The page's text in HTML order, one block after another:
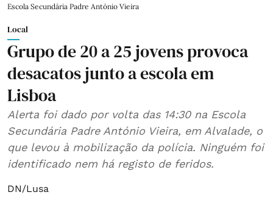
Escola Secundária Padre António Vieira
Local
Grupo de 20 a 25 jovens provoca
desacatos junto a escola em
Lisboa
Alerta foi dado por volta das 14:30 na Escola
Secundária Padre António Vieira, em Alvalade, o
que levou à mobilização da polícia. Ninguém foi
identificado nem há registo de feridos.
DN/Lusa